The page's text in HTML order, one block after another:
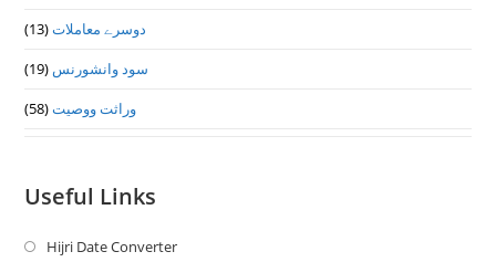
دوسرے معاملات(13)
سود وانشورنس (19)
وراثت ووصيت(58)
Useful Links
Hijri Date ConverterOpens